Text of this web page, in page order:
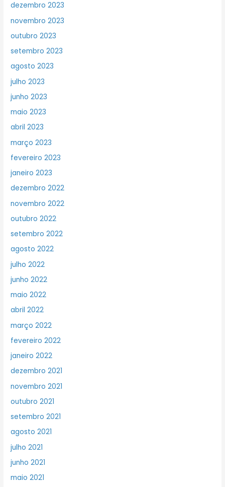
dezembro 2023
novembro 2023
outubro 2023
setembro 2023
agosto 2023
julho 2023
junho 2023
maio 2023
abril 2023
março 2023
fevereiro 2023
janeiro 2023
dezembro 2022
novembro 2022
outubro 2022
setembro 2022
agosto 2022
julho 2022
junho 2022
maio 2022
abril 2022
março 2022
fevereiro 2022
janeiro 2022
dezembro 2021
novembro 2021
outubro 2021
setembro 2021
agosto 2021
julho 2021
junho 2021
maio 2021